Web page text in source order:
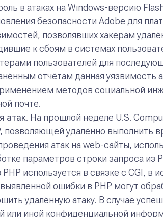
в атаках на Windows-версию
безопасности Adobe для
позволявших хакерам
к сбоям в системах
пользователей для
отчётам данная уязвимость
методов социальной
почте.
атак. На прошлой неделе U.S.
позволяющей удалённо выполнить
атак на web-сайты,
параметров строки запроса
используется в связке с CGI,
ошибки в PHP могут
удалённую атаку. В случае
или иной конфиденциальной